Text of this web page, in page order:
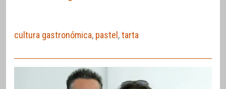
cultura gastronómica, pastel ,tarta